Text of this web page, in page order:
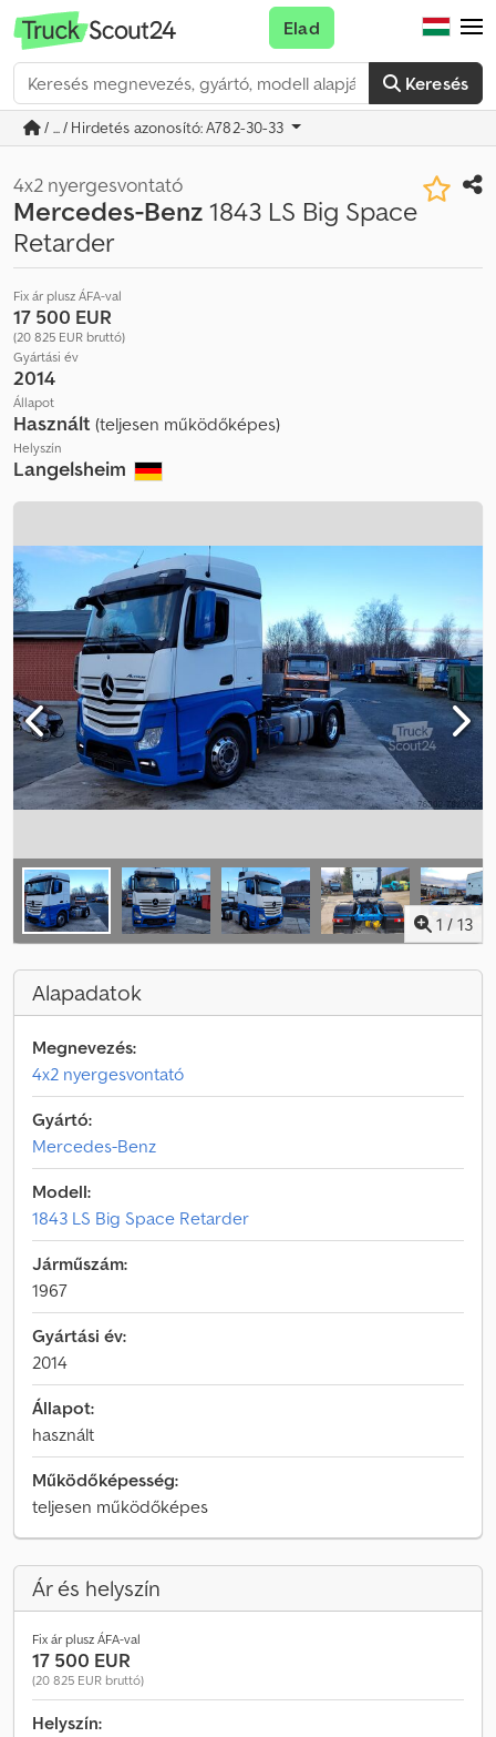
Keresés
Elad
/ ... / Hirdetés azonosító: A782-30-33
4x2 nyergesvontató
Mercedes-Benz1843 LS Big Space
Retarder
Fix ár plusz ÁFA-val
17 500 EUR
(20 825 EUR bruttó)
Gyártási év
2014
Állapot
Használt (teljesen működőképes)
Helyszín
Langelsheim
1 / 13
Alapadatok
Megnevezés:
4x2 nyergesvontató
Gyártó:
Mercedes-Benz
Modell:
1843 LS Big Space Retarder
Járműszám:
1967
Gyártási év:
2014
Állapot:
használt
Működőképesség:
teljesen működőképes
Ár és helyszín
Fix ár plusz ÁFA-val
17 500 EUR
(20 825 EUR bruttó)
Helyszín: